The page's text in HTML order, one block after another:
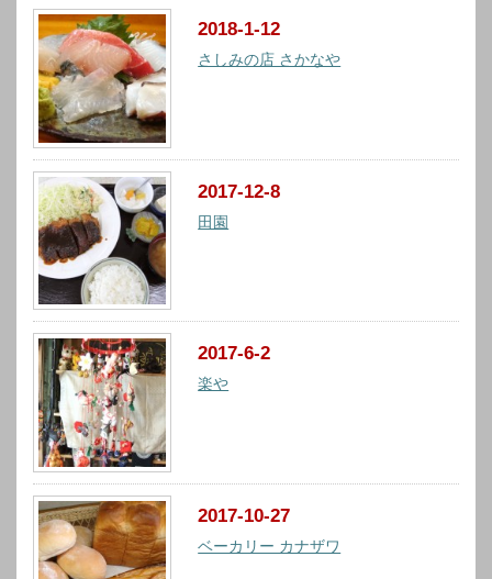
2018-1-12
さしみの店 さかなや
2017-12-8
田園
2017-6-2
楽や
2017-10-27
ベーカリー カナザワ